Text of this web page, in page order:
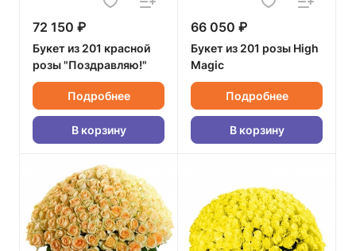
72 150 ₽
Букет из 201 красной
розы "Поздравляю!"
Подробнее
В корзину
66 050 ₽
Букет из 201 розы High
Magic
Подробнее
В корзину